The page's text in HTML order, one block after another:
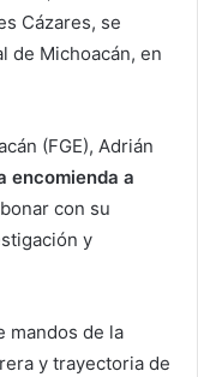
Cázares, se
de Michoacán, en
(FGE), Adrián
encomienda a
con su
y
mandos de la
y trayectoria de